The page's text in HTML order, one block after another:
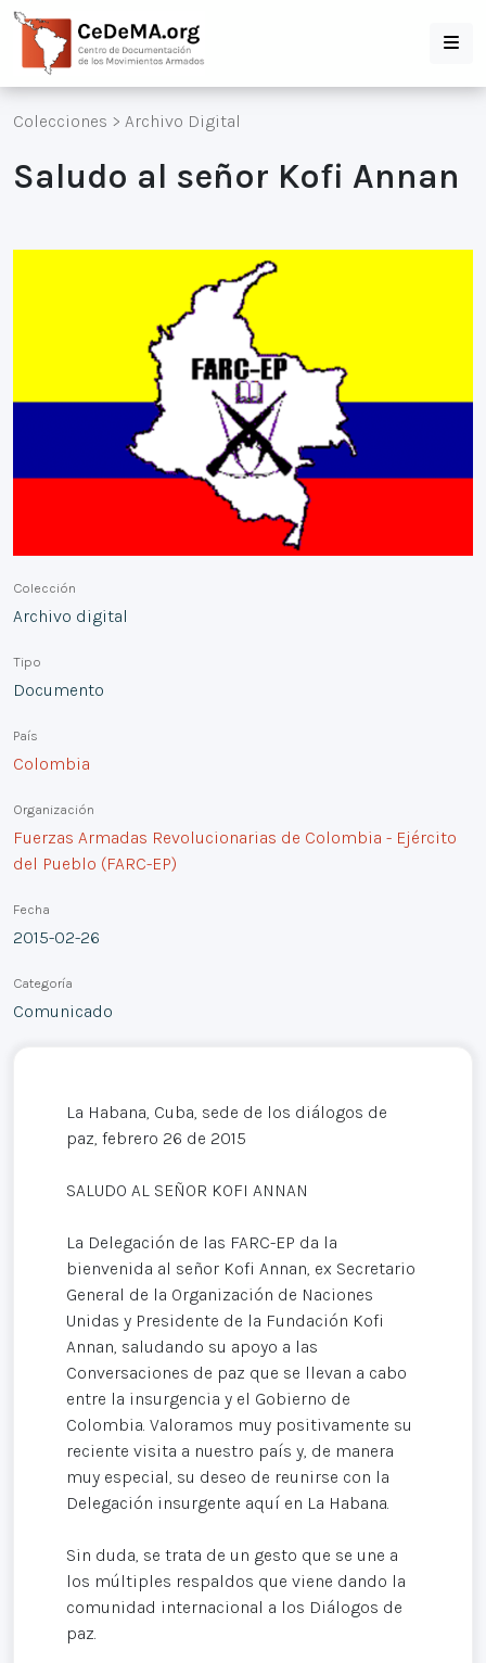
Colecciones > Archivo Digital
Saludo al señor Kofi Annan
Colección
Archivo digital
Tipo
Documento
País
Colombia
Organización
Fuerzas Armadas Revolucionarias de Colombia - Ejército
del Pueblo (FARC-EP)
Fecha
2015-02-26
Categoría
Comunicado
La Habana, Cuba, sede de los diálogos de
paz, febrero 26 de 2015
SALUDO AL SEÑOR KOFI ANNAN
La Delegación de las FARC-EP da la
bienvenida al señor Kofi Annan, ex Secretario
General de la Organización de Naciones
Unidas y Presidente de la Fundación Kofi
Annan, saludando su apoyo a las
Conversaciones de paz que se llevan a cabo
entre la insurgencia y el Gobierno de
Colombia. Valoramos muy positivamente su
reciente visita a nuestro país y, de manera
muy especial, su deseo de reunirse con la
Delegación insurgente aquí en La Habana.
Sin duda, se trata de un gesto que se une a
los múltiples respaldos que viene dando la
comunidad internacional a los Diálogos de
paz.